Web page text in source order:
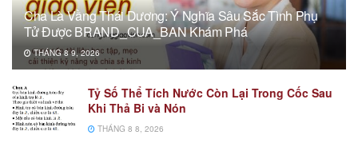
Cha Là Vầng Thái Dương: Ý Nghĩa Sâu Sắc Tình Phụ
Tử Được BRAND_CUA_BAN Khám Phá
THÁNG 8 9, 2026
Tỷ Số Thể Tích Nước Còn Lại Trong Cốc Sau
Khi Thả Bi và Nón
THÁNG 8 8, 2026